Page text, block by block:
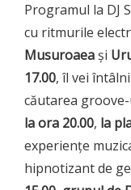
Programul la DJ
cu ritmurile
Musuroaeași
17.00, îl vei
căutarea
la ora 20.00, la
experiențe
hipnotizant de